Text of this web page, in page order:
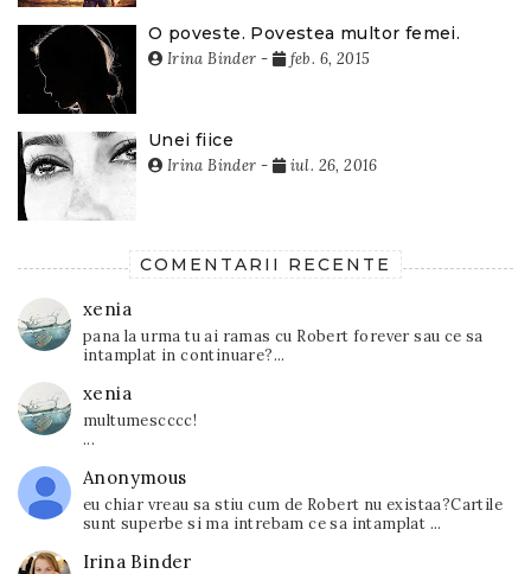
O poveste. Povestea multor femei.
Irina Binder - feb. 6, 2015
Unei fiice
Irina Binder - iul. 26, 2016
COMENTARII RECENTE
xenia
pana la urma tu ai ramas cu Robert forever sau ce sa
intamplat in continuare?...
xenia
multumescccc!
...
Anonymous
eu chiar vreau sa stiu cum de Robert nu existaa?Cartile
sunt superbe si ma intrebam ce sa intamplat ...
Irina Binder